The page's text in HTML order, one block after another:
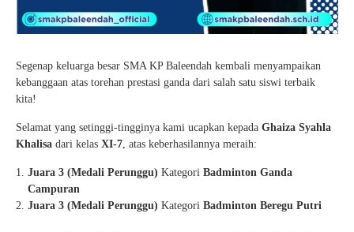
Segenap keluarga besar SMA KP Baleendah kembali menyampaikan
kebanggaan atas torehan prestasi ganda dari salah satu siswi terbaik
kita!
Selamat yang setinggi-tingginya kami ucapkan kepada Ghaiza Syahla
Khalisa dari kelas XI-7, atas keberhasilannya meraih:
Juara 3 (Medali Perunggu) Kategori Badminton Ganda
Campuran
Juara 3 (Medali Perunggu) Kategori Badminton Beregu Putri